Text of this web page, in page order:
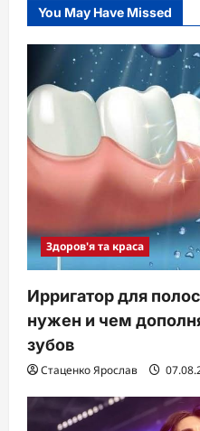
You May Have Missed
Здоров'я та краса
Ирригатор для
нужен и чем
зубов
Стаценко Ярослав